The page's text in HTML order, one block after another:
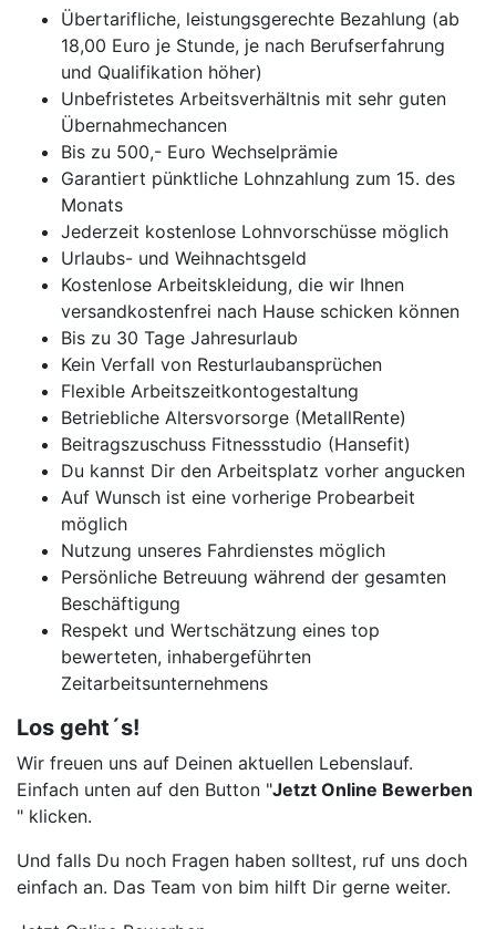
Übertarifliche, leistungsgerechte Bezahlung (ab
18,00 Euro je Stunde, je nach Berufserfahrung
und Qualifikation höher)
Unbefristetes Arbeitsverhältnis mit sehr guten
Übernahmechancen
Bis zu 500,- Euro Wechselprämie
Garantiert pünktliche Lohnzahlung zum 15. des
Monats
Jederzeit kostenlose Lohnvorschüsse möglich
Urlaubs- und Weihnachtsgeld
Kostenlose Arbeitskleidung, die wir Ihnen
versandkostenfrei nach Hause schicken können
Bis zu 30 Tage Jahresurlaub
Kein Verfall von Resturlaubansprüchen
Flexible Arbeitszeitkontogestaltung
Betriebliche Altersvorsorge (MetallRente)
Beitragszuschuss Fitnessstudio (Hansefit)
Du kannst Dir den Arbeitsplatz vorher angucken
Auf Wunsch ist eine vorherige Probearbeit
möglich
Nutzung unseres Fahrdienstes möglich
Persönliche Betreuung während der gesamten
Beschäftigung
Respekt und Wertschätzung eines top
bewerteten, inhabergeführten
Zeitarbeitsunternehmens
Los geht´s!
Wir freuen uns auf Deinen aktuellen Lebenslauf.
Einfach unten auf den Button "Jetzt Online Bewerben
" klicken.
Und falls Du noch Fragen haben solltest, ruf uns doch
einfach an. Das Team von bim hilft Dir gerne weiter.